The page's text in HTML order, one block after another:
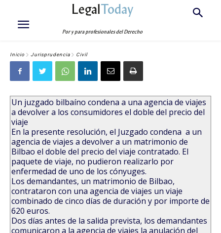
LegalToday
Por y para profesionales del Derecho
Inicio Jurisprudencia Civil
Un juzgado bilbaíno condena a una agencia de viajes
a devolver a los consumidores el doble del precio del
viaje
En la presente resolución, el Juzgado condena a un
agencia de viajes a devolver a un matrimonio de
Bilbao el doble del precio del viaje contratado. El
paquete de viaje, no pudieron realizarlo por
enfermedad de uno de los cónyuges.
Los demandantes, un matrimonio de Bilbao,
contrataron con una agencia de viajes un viaje
combinado de cinco días de duración y por importe de
620 euros.
Dos días antes de la salida prevista, los demandantes
comunicaron a la agencia de viajes la anulación del